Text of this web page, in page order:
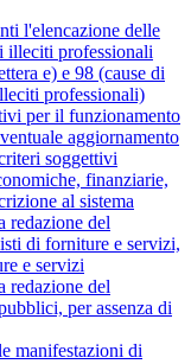
l'elencazione delle
illeciti professionali
e) e 98 (cause di
professionali)
per il funzionamento
aggiornamento
soggettivi
finanziarie,
al sistema
redazione del
di forniture e servizi,
e servizi
redazione del
per assenza di
manifestazioni di